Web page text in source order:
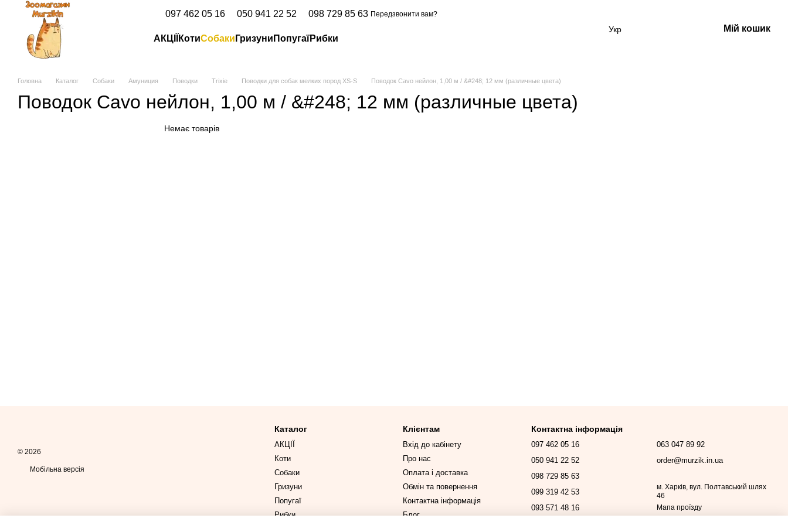
Перейти до основного контенту 097 462 05 16 050 941 22 52 098 729 85 63 Передзвонити вам?
АКЦІЇ КотиСобаки Гризуни ПопугаїРибки
Укр Мій кошик
Головна Каталог Собаки Амуниция Поводки Trixie Поводки для собак мелких пород XS-S Поводок Cavo нейлон, 1,00 м / &#248; 12 мм (различные цвета)
Поводок Cavo нейлон, 1,00 м / &#248; 12 мм (различные цвета)
Немає товарів
© 2026
Мобільна версія
Каталог
АКЦІЇ
Коти
Собаки
Гризуни
Попугаї
Рибки
Клієнтам
Вхід до кабінету
Про нас
Оплата і доставка
Обмін та повернення
Контактна інформація
Блог
Контактна інформація
097 462 05 16
050 941 22 52
098 729 85 63
099 319 42 53
093 571 48 16
063 047 89 92
order@murzik.in.ua
м. Харків, вул. Полтавський шлях
46
Мапа проїзду